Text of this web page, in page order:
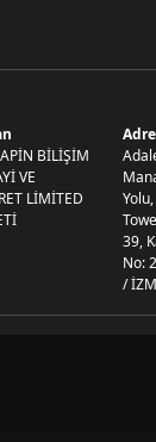
BİLİŞİM
VE
LİMİTED
39,
No:
/